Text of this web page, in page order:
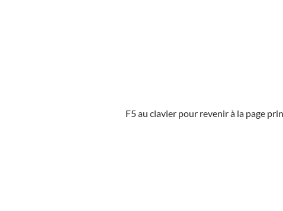
F5 au clavier pour revenir à la page